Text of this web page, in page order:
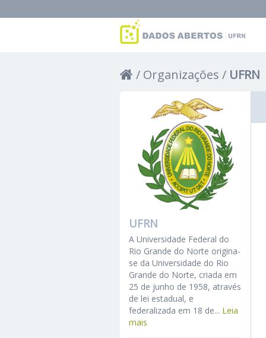
Organizações UFRN
UFRN
A Universidade Federal do
Rio Grande do Norte origina-
se da Universidade do Rio
Grande do Norte, criada em
25 de junho de 1958, através
de lei estadual, e
federalizada em 18 de... Leia
mais